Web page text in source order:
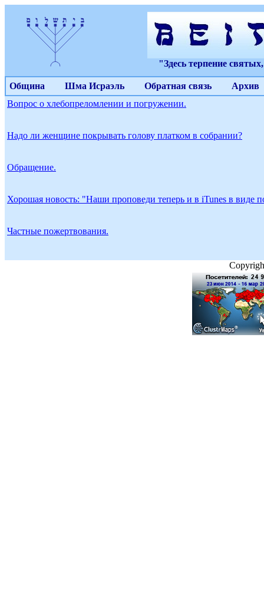
"Здесь терпение
Община Шма Исраэль Обратная связь
Архив
Вопрос о хлебопреломлении и погружении.
Надо ли женщине покрывать голову платком в собрании?
Обращение.
Хорошая новость: "Наши проповеди теперь и в iTunes в виде
Частные пожертвования.